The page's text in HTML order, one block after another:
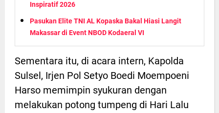
Inspiratif 2026
Pasukan Elite TNI AL Kopaska Bakal Hiasi Langit
Makassar di Event NBOD Kodaeral VI
Sementara itu, di acara intern, Kapolda
Sulsel, Irjen Pol Setyo Boedi Moempoeni
Harso memimpin syukuran dengan
melakukan potong tumpeng di Hari Lalu